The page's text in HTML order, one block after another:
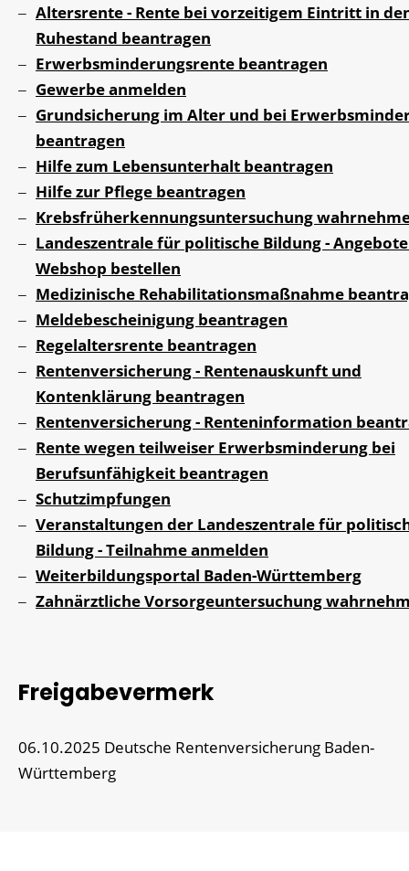
Altersrente - Rente bei vorzeitigem Eintritt in
Ruhestand beantragen
Erwerbsminderungsrente beantragen
Gewerbe anmelden
Grundsicherung im Alter und bei
beantragen
Hilfe zum Lebensunterhalt beantragen
Hilfe zur Pflege beantragen
Krebsfrüherkennungsuntersuchung
Landeszentrale für politische Bildung -
Webshop bestellen
Medizinische Rehabilitationsmaßnahme
Meldebescheinigung beantragen
Regelaltersrente beantragen
Rentenversicherung - Rentenauskunft und
Kontenklärung beantragen
Rentenversicherung - Renteninformation
Rente wegen teilweiser Erwerbsminderung bei
Berufsunfähigkeit beantragen
Schutzimpfungen
Veranstaltungen der Landeszentrale für
Bildung - Teilnahme anmelden
Weiterbildungsportal Baden-Württemberg
Zahnärztliche Vorsorgeuntersuchung
Freigabevermerk
06.10.2025 Deutsche Rentenversicherung Baden-
Württemberg